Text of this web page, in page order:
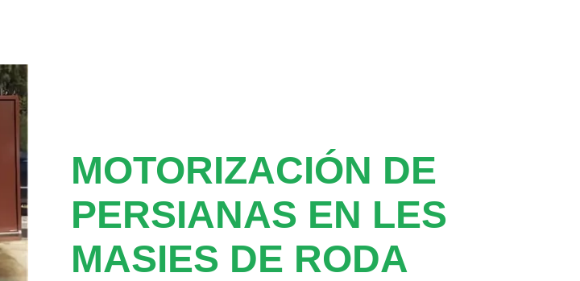
MOTORIZACIÓN DE
PERSIANAS EN LES
MASIES DE RODA